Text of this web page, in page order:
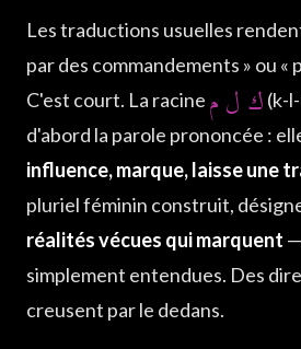
Les traductions usuelles
par des commandements » ou «
C'est court. La racine ك ل م (k-
d'abord la parole prononcée :
influence, marque, laisse une
pluriel féminin construit,
réalités vécues qui marquent
simplement entendues. Des
creusent par le dedans.